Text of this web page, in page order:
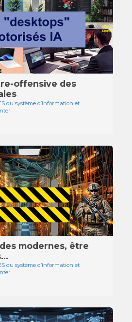
offensive des
du système d’information et
modernes, être
du système d’information et